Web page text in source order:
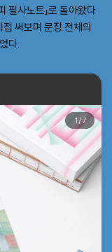
필사노트」로 돌아왔다.
써보며 문장 전체의
다.
1 /7